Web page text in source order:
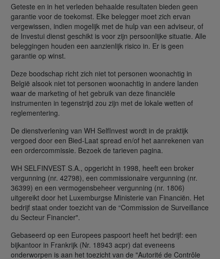
Geteste en in het verleden behaalde resultaten bieden geen
garantie voor de toekomst. Elke belegger moet zich ervan
vergewissen, indien mogelijk met de hulp van een adviseur, of
de Investui dienst geschikt is voor zijn persoonlijke situatie. Alle
beleggingen houden een aanzienlijk risico in. Er is geen
garantie op winst.
Deze boodschap richt zich niet tot personen woonachtig in
België alsook niet tot personen woonachtig in andere landen
waar de marketing of het gebruik van deze financiële
instrumenten in tegenstrijd zou zijn met de lokale wetten of
reglementering.
De dienstverlening van WH SelfInvest wordt in de praktijk
vergoed door een Bied-Laat spread en/of het aanrekenen van
een ordercommissie. Bezoek de tarieven pagina.
WH SELFINVEST S.A., opgericht in 1998, heeft een broker
vergunning (nr. 42798), een commissionaire vergunning (nr.
36399) en een vermogensbeheer vergunning (nr. 1806)
uitgereikt door het Luxemburgse Ministerie van Financiën. Het
bedrijf staat onder toezicht van de “Commission de Surveillance
du Secteur Financier".
Gebaseerd op een Europees paspoort heeft het bedrijf: een
bijkantoor in Frankrijk (Nr. 18943 acpr) dat eveneens
onderworpen is aan het toezicht van de "Autorité de Contrôle